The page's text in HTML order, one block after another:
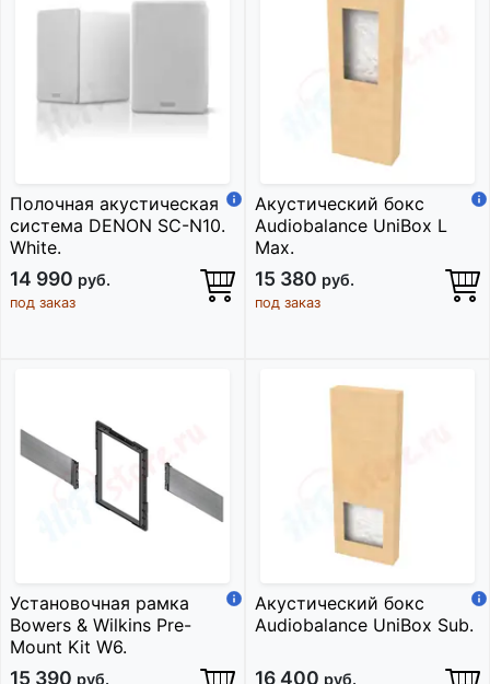
Полочная акустическая
система DENON SC-N10.
White.
14 990 руб.
под заказ
Акустический бокс
Audiobalance UniBox L
Max.
15 380 руб.
под заказ
Установочная рамка
Bowers & Wilkins Pre-
Mount Kit W6.
15 390 руб.
Акустический бокс
Audiobalance UniBox Sub.
16 400 руб.